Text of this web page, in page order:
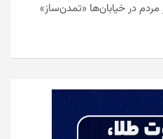
در خیابان‌ها «تمدن‌ساز»